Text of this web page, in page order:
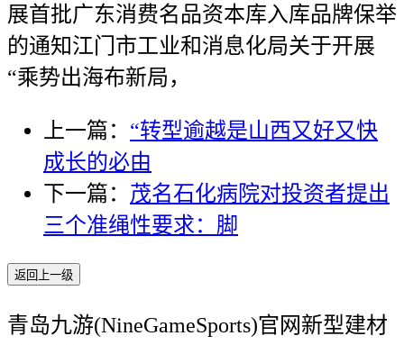
展首批广东消费名品资本库入库品牌保举
的通知江门市工业和消息化局关于开展
“乘势出海布新局，
上一篇： “转型逾越是山西又好又快
成长的必由
下一篇： 茂名石化病院对投资者提出
三个准绳性要求：脚
返回上一级
青岛九游(NineGameSports)官网新型建材